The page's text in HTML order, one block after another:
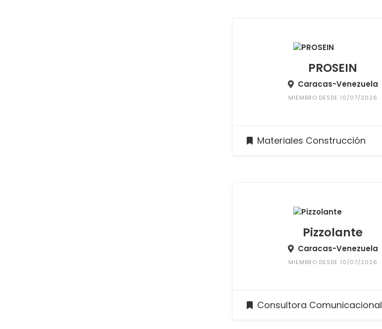
PROSEIN
Caracas-Venezuela
MIEMBRO DESDE 10/07/2026
Materiales Construcción
Pizzolante
Caracas-Venezuela
MIEMBRO DESDE 10/07/2026
Consultora Comunicacional